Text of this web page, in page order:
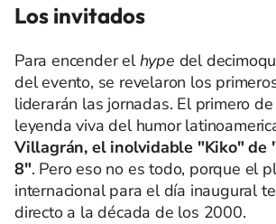
Los invitados
Para encender elhype del
del evento, se revelaron los
liderarán las jornadas. El primero
leyenda viva del humor
Villagrán, el inolvidable "Kiko" de
8". Pero eso no es todo, porque el
internacional para el día inaugural
directo a la década de los 2000.